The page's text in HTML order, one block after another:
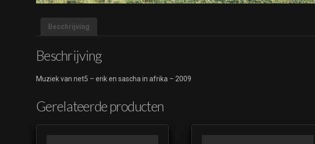
Beschrijving
Beschrijving
Muziek van net5 – erik en sascha in afrika – 2009
Gerelateerde producten